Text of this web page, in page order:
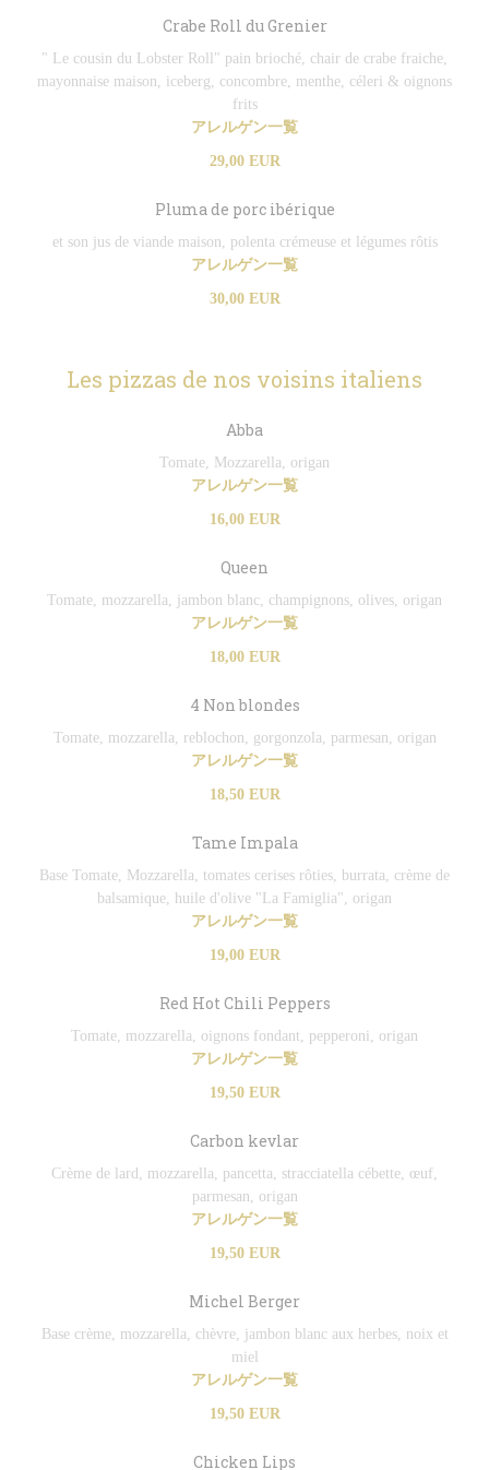
Crabe Roll du Grenier
" Le cousin du Lobster Roll" pain brioché, chair de crabe fraiche,
mayonnaise maison, iceberg, concombre, menthe, céleri & oignons
frits
アレルゲン一覧
29,00 EUR
Pluma de porc ibérique
et son jus de viande maison, polenta crémeuse et légumes rôtis
アレルゲン一覧
30,00 EUR
Les pizzas de nos voisins italiens
Abba
Tomate, Mozzarella, origan
アレルゲン一覧
16,00 EUR
Queen
Tomate, mozzarella, jambon blanc, champignons, olives, origan
アレルゲン一覧
18,00 EUR
4 Non blondes
Tomate, mozzarella, reblochon, gorgonzola, parmesan, origan
アレルゲン一覧
18,50 EUR
Tame Impala
Base Tomate, Mozzarella, tomates cerises rôties, burrata, crème de
balsamique, huile d'olive "La Famiglia", origan
アレルゲン一覧
19,00 EUR
Red Hot Chili Peppers
Tomate, mozzarella, oignons fondant, pepperoni, origan
アレルゲン一覧
19,50 EUR
Carbon kevlar
Crème de lard, mozzarella, pancetta, stracciatella cébette, œuf,
parmesan, origan
アレルゲン一覧
19,50 EUR
Michel Berger
Base crème, mozzarella, chèvre, jambon blanc aux herbes, noix et
miel
アレルゲン一覧
19,50 EUR
Chicken Lips